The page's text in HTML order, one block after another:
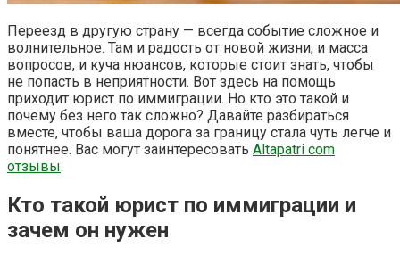
Переезд в другую страну — всегда событие сложное и
волнительное. Там и радость от новой жизни, и масса
вопросов, и куча нюансов, которые стоит знать, чтобы
не попасть в неприятности. Вот здесь на помощь
приходит юрист по иммиграции. Но кто это такой и
почему без него так сложно? Давайте разбираться
вместе, чтобы ваша дорога за границу стала чуть легче и
понятнее. Вас могут заинтересовать Altapatri com
отзывы.
Кто такой юрист по иммиграции и
зачем он нужен